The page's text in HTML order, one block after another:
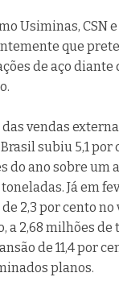
Usiminas, CSN
que
de aço diante
vendas
subiu 5,1 por
do ano sobre um
Já em
2,3 por cento no
a 2,68 milhões de
de 11,4 por
planos.